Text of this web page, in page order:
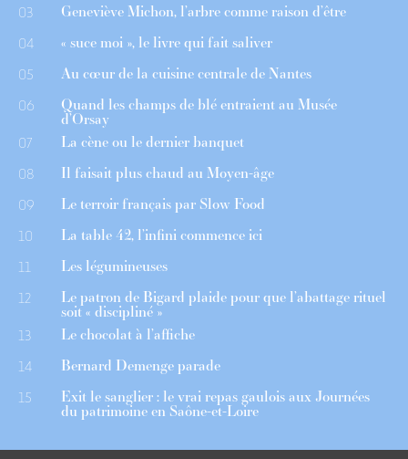
03 Geneviève Michon, l’arbre comme raison d’être
04 « suce moi », le livre qui fait saliver
05 Au cœur de la cuisine centrale de Nantes
06 Quand les champs de blé entraient au Musée
d’Orsay
07 La cène ou le dernier banquet
08 Il faisait plus chaud au Moyen-âge
09 Le terroir français par Slow Food
10 La table 42, l’infini commence ici
11 Les légumineuses
12 Le patron de Bigard plaide pour que l’abattage rituel
soit « discipliné »
13 Le chocolat à l’affiche
14 Bernard Demenge parade
15 Exit le sanglier : le vrai repas gaulois aux Journées
du patrimoine en Saône-et-Loire